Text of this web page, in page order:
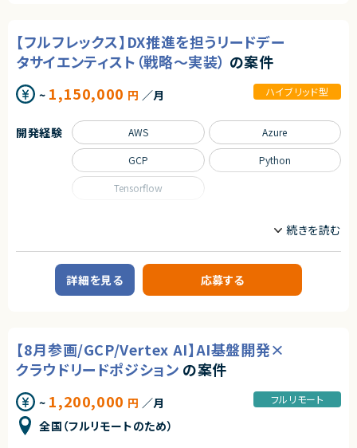
★社会的意義が高い！
法務DX・リーガルテック市場は急成長中で、社会的インパクトが大きいPJで
す。
★キャリア価値が高い！
AI×リーガルテックという希少な領域で専門性を磨けるうえ、
価値を高めることができるPJ。
Salesforce を中心とした会計領域のシステム要件整理
要件定義後、開発ベンダー（ブリッジSE）との連携を行い、基本設計に落とし
込み
元請けチームの一員として、上流工程におけるコンサルティング支援を実施
都内からのテレワーク可（月1〜2回の大阪出張あり）
【開発環境・技術スタック】
Salesforce
・Sales Cloud / Service Cloud（基本機能）
・Experience Cloud / Manufacturing Cloud（特化型）
【尚可スキル】
・Salesforce、Herokuなどの技術理解
契約元
株式会社LASSIC
エージェントから
★基本リモート（月1～2回大阪出張あり）
【フルフレックス】DX推進を担うリードデー
タサイエンティスト（戦略～実装） の案件
~ 1,150,000 円 ／月 ハイブリッド型
業務内容
・大手商社グループにおけるDX推進を担う組織
■業務内容
・各事業部門の経営課題ヒアリングとデータ活用戦略の策定
・分析計画・KPI設計、ロードマップ作成および進行管理
ュー
・需要予測・数理最適化など機械学習モデルの設計・実装・導入支援
・役員・部長クラスへのレポーティングおよびビジネス提案
■募集背景
開発経験 AWS Azure
GCP Python
Tensorflow
詳細を見る 応募する
【8月参画/GCP/Vertex AI】AI基盤開発×
クラウドリードポジション の案件
~ 1,200,000 円 ／月
全国（フルリモートのため）
フルリモート